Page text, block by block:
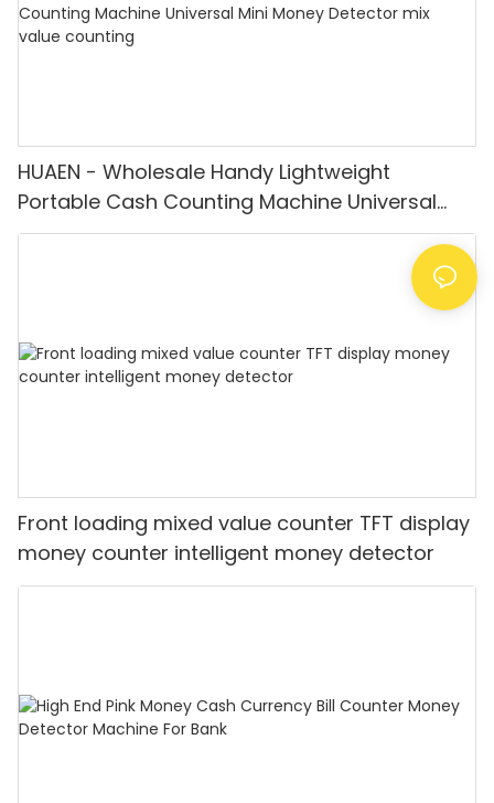
HUAEN - Wholesale Handy Lightweight
Portable Cash Counting Machine Universal
Mini Money Detector mix value counting
Front loading mixed value counter TFT display
money counter intelligent money detector